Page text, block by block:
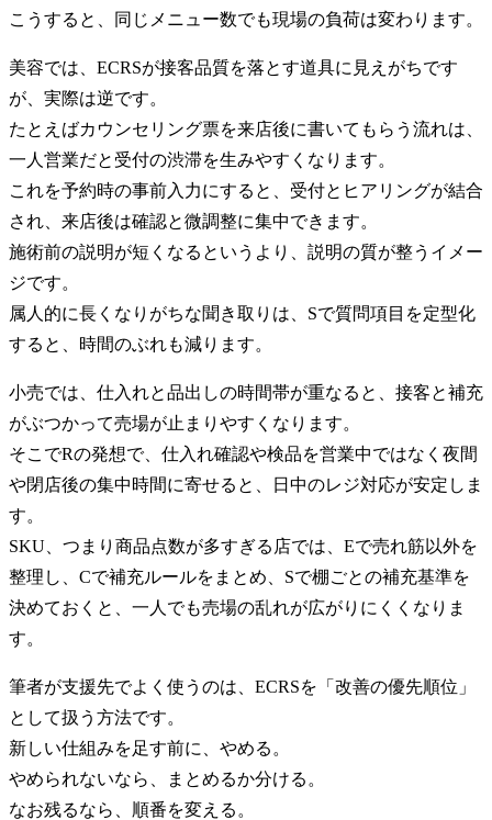
こうすると、同じメニュー数でも現場の負荷は変わります。
美容では、ECRSが接客品質を落とす道具に見えがちです
が、実際は逆です。
たとえばカウンセリング票を来店後に書いてもらう流れは、
一人営業だと受付の渋滞を生みやすくなります。
これを予約時の事前入力にすると、受付とヒアリングが結合
され、来店後は確認と微調整に集中できます。
施術前の説明が短くなるというより、説明の質が整うイメー
ジです。
属人的に長くなりがちな聞き取りは、Sで質問項目を定型化
すると、時間のぶれも減ります。
小売では、仕入れと品出しの時間帯が重なると、接客と補充
がぶつかって売場が止まりやすくなります。
そこでRの発想で、仕入れ確認や検品を営業中ではなく夜間
や閉店後の集中時間に寄せると、日中のレジ対応が安定しま
す。
SKU、つまり商品点数が多すぎる店では、Eで売れ筋以外を
整理し、Cで補充ルールをまとめ、Sで棚ごとの補充基準を
決めておくと、一人でも売場の乱れが広がりにくくなりま
す。
筆者が支援先でよく使うのは、ECRSを「改善の優先順位」
として扱う方法です。
新しい仕組みを足す前に、やめる。
やめられないなら、まとめるか分ける。
なお残るなら、順番を変える。